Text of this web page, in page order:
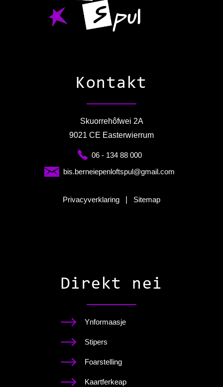
Kontakt
Skuorrehôfwei 2A
9021 CE Easterwierrum
06 - 134 88 000
bis.berneiepenloftspul@gmail.com
Privacyverklaring Sitemap
Direkt nei
Ynformaasje
Stipers
Foarstelling
Kaartferkeap